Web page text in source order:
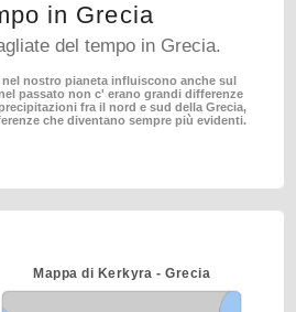
in Grecia
del tempo in Grecia.
nostro pianeta influiscono anche sul
passato non c' erano grandi differenze
fra il nord e sud della Grecia,
che diventano sempre più evidenti.
Mappa di Kerkyra - Grecia